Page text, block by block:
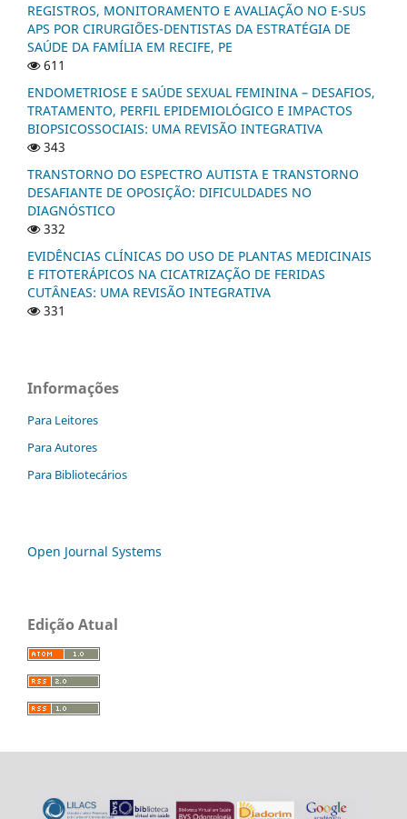
REGISTROS, MONITORAMENTO E AVALIAÇÃO NO E-SUS
APS POR CIRURGIÕES-DENTISTAS DA ESTRATÉGIA DE
SAÚDE DA FAMÍLIA EM RECIFE, PE
611
ENDOMETRIOSE E SAÚDE SEXUAL FEMININA – DESAFIOS,
TRATAMENTO, PERFIL EPIDEMIOLÓGICO E IMPACTOS
BIOPSICOSSOCIAIS: UMA REVISÃO INTEGRATIVA
343
TRANSTORNO DO ESPECTRO AUTISTA E TRANSTORNO
DESAFIANTE DE OPOSIÇÃO: DIFICULDADES NO
DIAGNÓSTICO
332
EVIDÊNCIAS CLÍNICAS DO USO DE PLANTAS MEDICINAIS
E FITOTERÁPICOS NA CICATRIZAÇÃO DE FERIDAS
CUTÂNEAS: UMA REVISÃO INTEGRATIVA
331
Informações
Para Leitores
Para Autores
Para Bibliotecários
Open Journal Systems
Edição Atual